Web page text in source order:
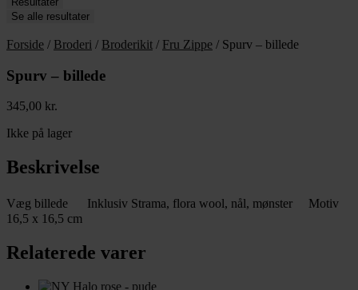
Se alle resultater
Forside / Broderi / Broderikit / Fru Zippe / Spurv – billede
Spurv – billede
345,00 kr.
Ikke på lager
Beskrivelse
Væg billede Inklusiv Strama, flora wool, nål, mønster Motiv
16,5 x 16,5 cm
Relaterede varer